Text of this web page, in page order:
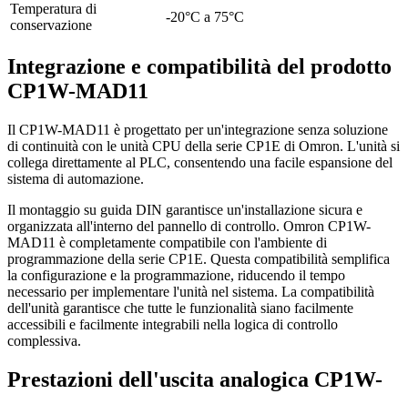
Temperatura di
conservazione
-20°C a 75°C
Integrazione e compatibilità del prodotto
CP1W-MAD11
Il CP1W-MAD11 è progettato per un'integrazione senza soluzione
di continuità con le unità CPU della serie CP1E di Omron. L'unità si
collega direttamente al PLC, consentendo una facile espansione del
sistema di automazione.
Il montaggio su guida DIN garantisce un'installazione sicura e
organizzata all'interno del pannello di controllo. Omron CP1W-
MAD11 è completamente compatibile con l'ambiente di
programmazione della serie CP1E. Questa compatibilità semplifica
la configurazione e la programmazione, riducendo il tempo
necessario per implementare l'unità nel sistema. La compatibilità
dell'unità garantisce che tutte le funzionalità siano facilmente
accessibili e facilmente integrabili nella logica di controllo
complessiva.
Prestazioni dell'uscita analogica CP1W-